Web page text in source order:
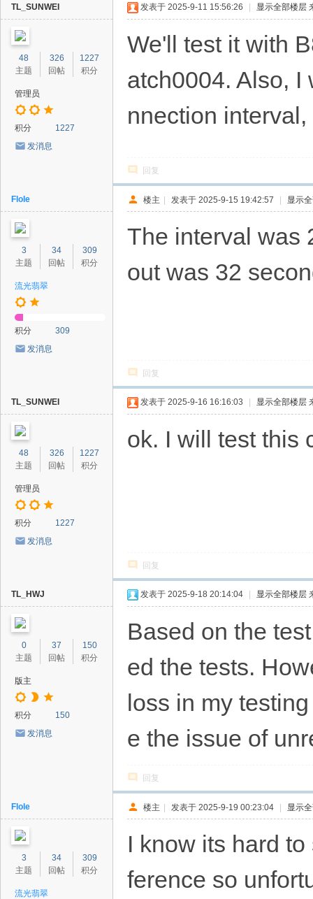
TL_SUNWEI
48
主题
326
回帖
1227
积分
管理员
积分
1227
发消息
发表于 2025-9-11 15:56:26 显示全部楼层
We'll test it with
atch0004. Also, I
nnection
回复
Flole
3
主题
34
回帖
309
积分
流光翡翠
积分
309
发消息
楼主 | 发表于 2025-9-15 19:42:57 | 显示
The interval was
out was 32
回复
TL_SUNWEI
48
主题
326
回帖
1227
积分
管理员
积分
1227
发消息
发表于 2025-9-16 16:16:03 显示全部楼层
ok. I will test this
回复
TL_HWJ
0
主题
37
回帖
150
积分
版主
积分
150
发消息
发表于 2025-9-18 20:14:04 显示全部楼层
Based on the
ed the tests.
loss in my
e the issue of
回复
Flole
3
主题
34
回帖
309
积分
流光翡翠
楼主 | 发表于 2025-9-19 00:23:04 | 显示
I know its hard
ference so